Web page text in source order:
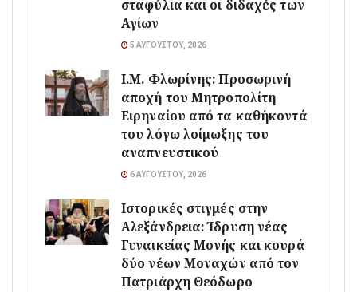
σταφύλια και οι διδαχές των
Αγίων
5 ΑΥΓΟΎΣΤΟΥ, 2026
Ι.Μ. Φλωρίνης: Προσωρινή
αποχή του Μητροπολίτη
Ειρηναίου από τα καθήκοντά
του λόγω λοίμωξης του
αναπνευστικού
6 ΑΥΓΟΎΣΤΟΥ, 2026
Ιστορικές στιγμές στην
Αλεξάνδρεια: Ίδρυση νέας
Γυναικείας Μονής και κουρά
δύο νέων Μοναχών από τον
Πατριάρχη Θεόδωρο